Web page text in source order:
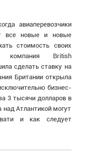
авиаперевозчики
все новые и новые
стоимость своих
компания British
сделать ставку на
Британии открыла
бизнес-
3 тысячи долларов в
над Атлантикой могут
и как следует